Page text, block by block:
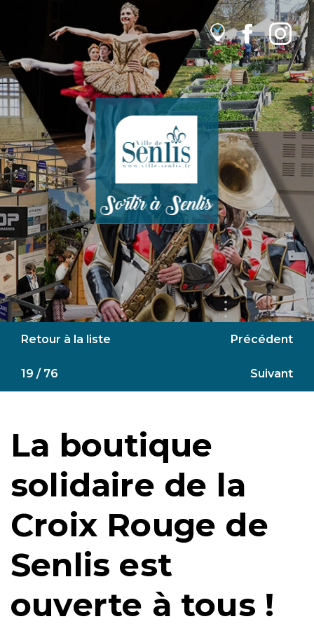
Retour à la liste Précédent
19 / 76 Suivant
La boutique
solidaire de la
Croix Rouge de
Senlis est
ouverte à tous !